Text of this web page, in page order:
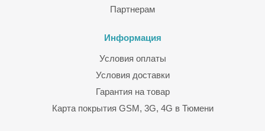
Партнерам
Информация
Условия оплаты
Условия доставки
Гарантия на товар
Карта покрытия GSM, 3G, 4G в Тюмени